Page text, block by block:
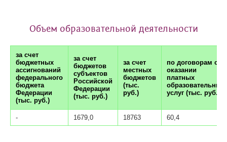
Объем образовательной деятельности
за счет
бюджетных
ассигнований
федерального
бюджета
Федерации
(тыс. руб.)
за счет
бюджетов
субъектов
Российской
Федерации
(тыс. руб.)
за счет
местных
бюджетов
(тыс.
руб.)
по договорам об
оказании
платных
образовательных
услуг (тыс. руб.)
- 1679,0 18763 60,4